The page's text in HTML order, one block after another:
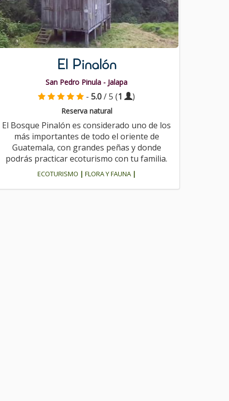
El Pinalón
San Pedro Pinula - Jalapa
- 5.0/ 5 (1 )
Reserva natural
El Bosque Pinalón es considerado uno de los
más importantes de todo el oriente de
Guatemala, con grandes peñas y donde
podrás practicar ecoturismo con tu familia.
ECOTURISMO | FLORA Y FAUNA |